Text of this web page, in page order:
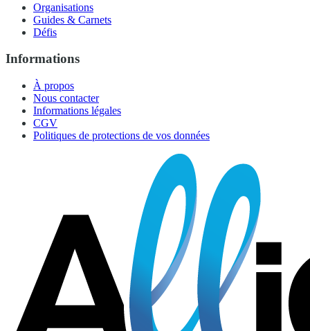
Organisations
Guides & Carnets
Défis
Informations
À propos
Nous contacter
Informations légales
CGV
Politiques de protections de vos données